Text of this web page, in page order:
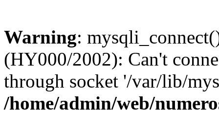
Warning:
(HY000/2002): Can't
through socket '/var/lib/
/home/admin/web/